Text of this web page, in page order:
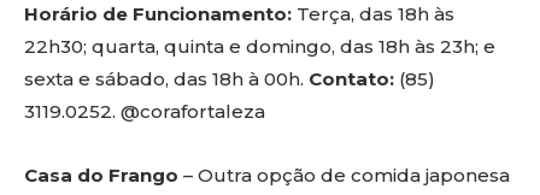
Horário de Funcionamento: Terça, das 18h às
22h30; quarta, quinta e domingo, das 18h às 23h; e
sexta e sábado, das 18h à 00h. Contato: (85)
3119.0252. @corafortaleza
Casa do Frango – Outra opção de comida japonesa